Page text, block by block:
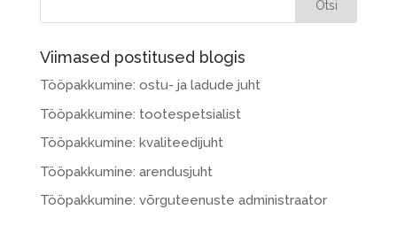
Viimased postitused blogis
Tööpakkumine: ostu- ja ladude juht
Tööpakkumine: tootespetsialist
Tööpakkumine: kvaliteedijuht
Tööpakkumine: arendusjuht
Tööpakkumine: võrguteenuste administraator